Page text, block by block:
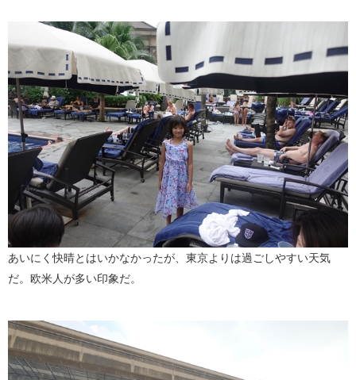
あいにく快晴とはいかなかったが、東京よりは過ごしやすい天気
だ。欧米人が多い印象だ。